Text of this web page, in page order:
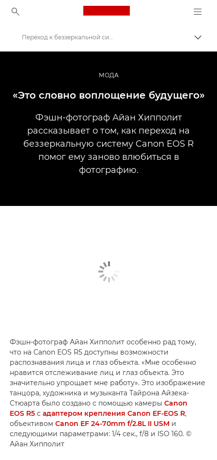
Canon Logo, back to
Профессиональная фото- и видеосъемка
Истории
Переход к беззеркальной системе
МОДА
«Это словно воплощение будущего»
Фэшн-фотограф Айан Хипполит
рассказывает о том, как переход на
беззеркальную систему Canon EOS R
помог ему заново влюбиться в
фотографию.
Фэшн-фотограф Айан Хипполит особенно рад тому,
что на Canon EOS R5 доступны возможности
распознавания лица и глаз объекта. «Мне особенно
нравится отслеживание лиц и глаз объекта. Это
значительно упрощает мне работу». Это изображение
танцора, художника и музыканта Тайрона Айзека-
Стюарта было создано с помощью камеры Canon
EOS R5 с адаптером крепления Canon EF-EOS R,
объективом Canon EF 24-70mm f/2.8L II USM и
следующими параметрами: 1/4 сек., f/8 и ISO 160. ©
Айан Хипполит